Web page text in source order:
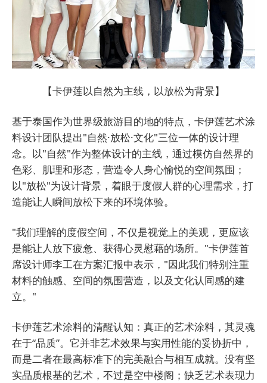
【卡伊莲以自然为主线，以放松为背景】
基于泰国作为世界级旅游目的地的特点，卡伊莲艺术涂
料设计团队提出"自然·放松·文化"三位一体的设计理
念。以"自然"作为整体设计的主线，通过模仿自然界的
色彩、肌理和形态，营造令人身心愉悦的空间氛围；
以"放松"为设计背景，着眼于度假人群的心理需求，打
造能让人瞬间放松下来的环境体验。
"我们理解的度假空间，不仅是视觉上的美观，更应该
是能让人放下疲惫、获得心灵慰藉的场所。"卡伊莲首
席设计师李工在方案汇报中表示，"因此我们特别注重
材料的触感、空间的氛围营造，以及文化认同感的建
立。"
卡伊莲艺术涂料的清醒认知：真正的艺术涂料，其灵魂
在于“品质”。它并非艺术效果与实用性能的妥协折中，
而是二者在最高标准下的完美融合与相互成就。没有坚
实品质根基的艺术，不过是空中楼阁；缺乏艺术表现力